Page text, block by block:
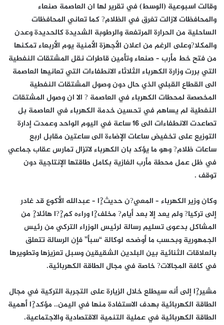
وقالت اسبوعية (الوسط) في تقرير لها ان العاصمة صنعاء
والمحافظات لازالت تغرق في الظلام? كما تعاني المحافظات
الساحلية من الحرارة المرتفعة والرطوبة الشديدة كالحديدة وعدن
والمكلا?وعلى الرغم من اعلان الأجهزة الأمنية يوم الأربعاء تمكنها
من فتح خط مأرب – صنعاء وتأمين قاطرات نقل المشتقات النفطية
التي بررت وزارة الكهرباء الثلاثاء الانطفاءات التي تعانيها العاصمة
الى القطاع القبلي الذي حال دون وصول المشتقات النفطية
المخصصة لمحطات الكهرباء في العاصمة ? الا ان وصول المشتقات
النفطية لم يساهم في تحسين خدمة الكهرباء في العاصمة بل
تصاعدت الانطفاءات الى 16 ساعة في اليوم الواحد وعمدت إدارة
التوزيع على تخفيض ساعات الإضاءة الى ساعتين مقابل اربع
ساعات ظلام? وهو ما يؤكد بان الكهرباء لاتزال تمارس عقاب جماعي
في ظل عمل محطة مأرب الغازية بكامل طاقتها الإنتاجية دون
توقف .
وكان وزير الكهرباء – المعي?ن حديث?ٍا – عبدالله الأكوع قد غادر
إلى تركيا? ولم يعد إلا بعد أيام? مخلف?ٍا وراءه كم?ٍ?ا هائلا?ٍ من
المشاكل بدعوى تسليم رسالة لرئيس الوزراء التركي من رئيس
الجمهورية وبحسب ما أوضحه لوكالة “سبأ” فإن الرسالة تتعلق
بالعلاقات الثنائية بين البلدين الشقيقين وسبل تعزيزها وتطويرها
في كافة المجالات? خاصة في مجال الطاقة الكهربائية.
مشير?ٍا إلى أنه سيطلع خلال الزيارة على التجربة التركية في مجال
الطاقة الكهربائية بهدف الاستفادة منها في اليمن.. مؤكد?ٍا أهمية
الطاقة الكهربائية في عملية التنمية الاقتصادية والاجتماعية.